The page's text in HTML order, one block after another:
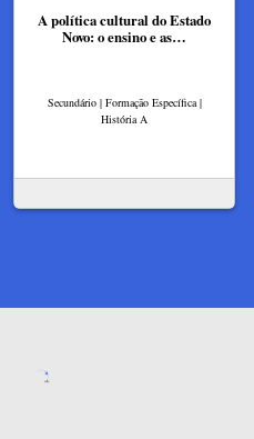
A política cultural do Estado
Novo: o ensino e as…
Secundário | Formação Específica |
História A